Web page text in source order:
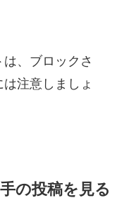
、ブロックさ
注意しましょ
の投稿を見る